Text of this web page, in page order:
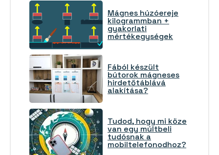
Mágnes húzóereje
kilogrammban +
gyakorlati
mértékegységek
Fából készült
bútorok mágneses
hirdetőtáblává
alakítása?
Tudod, hogy mi köze
van egy múltbeli
tudósnak a
mobiltelefonodhoz?